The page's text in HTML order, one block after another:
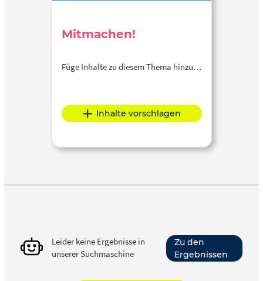
Mitmachen!
Füge Inhalte zu diesem Thema hinzu…
Inhalte vorschlagen
Leider keine Ergebnisse in
unserer Suchmaschine
Zu den
Ergebnissen